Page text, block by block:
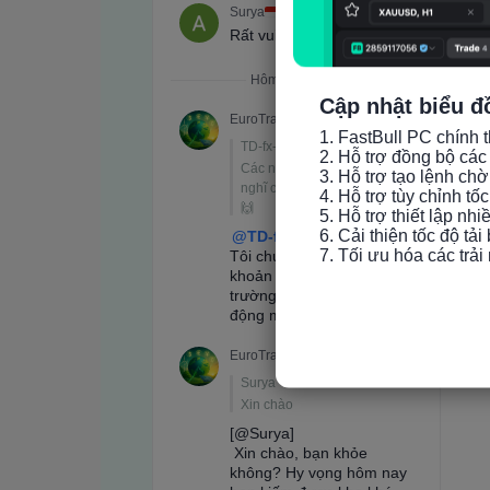
Cập nhật biểu
1. FastBull PC chính
2. Hỗ trợ đồng bộ
3. Hỗ trợ tạo lệnh
4. Hỗ trợ tùy chỉnh
5. Hỗ trợ thiết lập
6. Cải thiện tốc độ tải
7. Tối ưu hóa các